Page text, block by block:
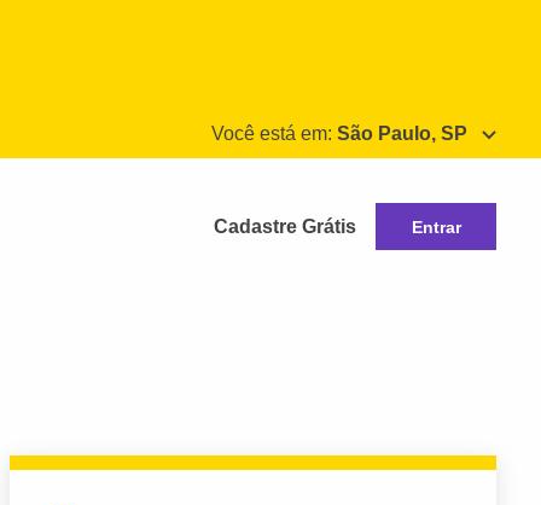
Você está em: São Paulo, SP
Cadastre Grátis Entrar